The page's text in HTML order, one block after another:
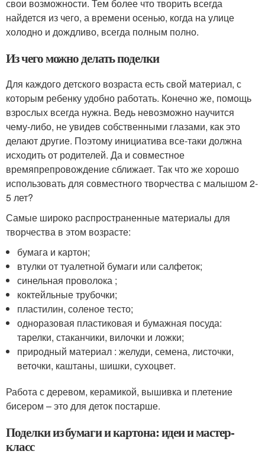
свои возможности. Тем более что творить всегда
найдется из чего, а времени осенью, когда на улице
холодно и дождливо, всегда полным полно.
Из чего можно делать поделки
Для каждого детского возраста есть свой материал, с
которым ребенку удобно работать. Конечно же, помощь
взрослых всегда нужна. Ведь невозможно научится
чему-либо, не увидев собственными глазами, как это
делают другие. Поэтому инициатива все-таки должна
исходить от родителей. Да и совместное
времяпрепровождение сближает. Так что же хорошо
использовать для совместного творчества с малышом 2-
5 лет?
Самые широко распространенные материалы для
творчества в этом возрасте:
бумага и картон;
втулки от туалетной бумаги или салфеток;
синельная проволока ;
коктейльные трубочки;
пластилин, соленое тесто;
одноразовая пластиковая и бумажная посуда:
тарелки, стаканчики, вилочки и ложки;
природный материал : желуди, семена, листочки,
веточки, каштаны, шишки, сухоцвет.
Работа с деревом, керамикой, вышивка и плетение
бисером – это для деток постарше.
Поделки из бумаги и картона: идеи и мастер-
класс